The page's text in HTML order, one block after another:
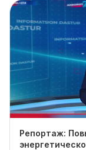
Репортаж: